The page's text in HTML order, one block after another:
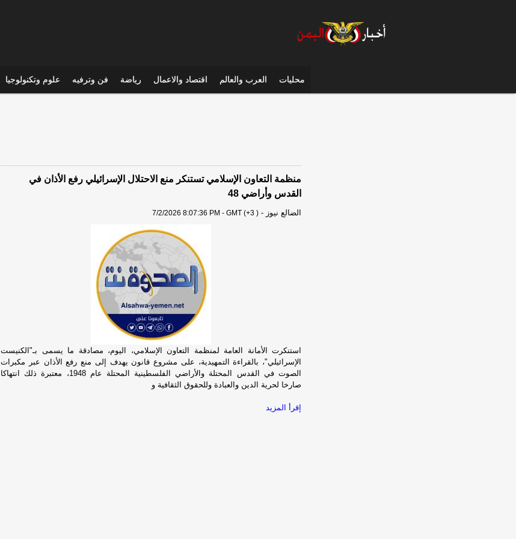
محليات العرب والعالم اقتصاد والاعمال رياضة فن وترفيه علوم وتكنولوجيا
منظمة التعاون الإسلامي تستنكر منع الاحتلال الإسرائيلي رفع الأذان في
القدس وأراضي 48
الضالع نيوز -
7/2/2026 8:07:36 PM - GMT (+3 )
استنكرت الأمانة العامة لمنظمة التعاون الإسلامي، اليوم، مصادقة ما يسمى بـ"الكنيست
الإسرائيلي"، بالقراءة التمهيدية، على مشروع قانون يهدف إلى منع رفع الأذان عبر مكبرات
الصوت في القدس المحتلة والأراضي الفلسطينية المحتلة عام 1948، معتبرة ذلك انتهاكا
صارخا لحرية الدين والعبادة وللحقوق الثقافية و
إقرأ المزيد